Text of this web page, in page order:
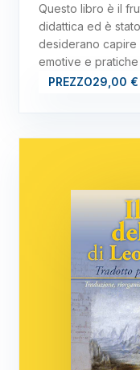
Questo libro è il
didattica ed è
desiderano capire
emotive e
PREZZO29,00 €